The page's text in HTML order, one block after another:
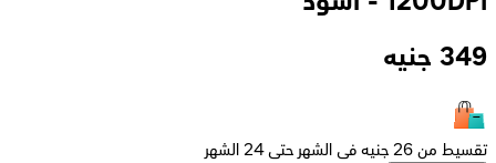
349 جنيه
تقسيط من 26 جنيه فى الشهر حتى 24 الشهر